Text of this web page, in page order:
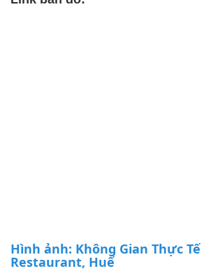
Hình ảnh: Không Gian Thực Tế
Restaurant, Huế